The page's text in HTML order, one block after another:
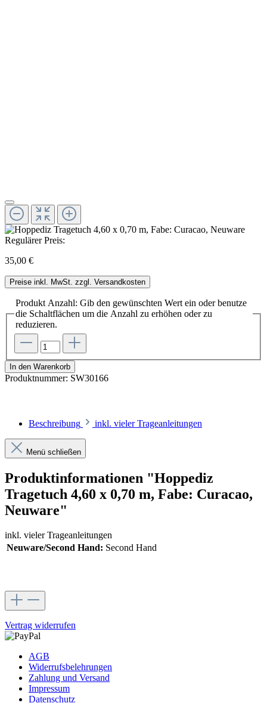
Regulärer Preis:
35,00 €
Preise inkl. MwSt. zzgl. Versandkosten
Produkt Anzahl: Gib den gewünschten Wert ein oder benutze
die Schaltflächen um die Anzahl zu erhöhen oder zu
reduzieren.
In den Warenkorb
Produktnummer: SW30166
Beschreibung inkl. vieler Trageanleitungen
Menü schließen
Produktinformationen "Hoppediz
Tragetuch 4,60 x 0,70 m, Fabe: Curacao,
Neuware"
inkl. vieler Trageanleitungen
Neuware/Second Hand: Second Hand
Vertrag widerrufen
AGB
Widerrufsbelehrungen
Zahlung und Versand
Impressum
Datenschutz